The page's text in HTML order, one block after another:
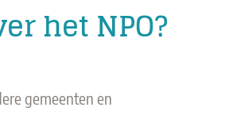
het NPO?
gemeenten en